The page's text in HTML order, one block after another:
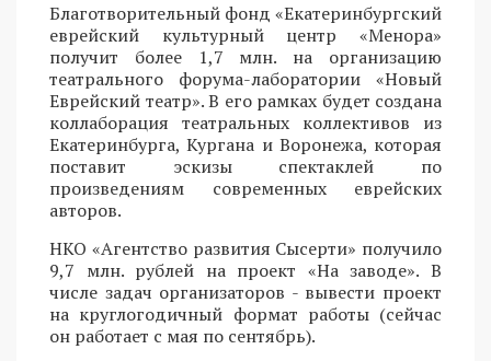
Благотворительный фонд «Екатеринбургский
еврейский культурный центр «Менора»
получит более 1,7 млн. на организацию
театрального форума-лаборатории «Новый
Еврейский театр». В его рамках будет создана
коллаборация театральных коллективов из
Екатеринбурга, Кургана и Воронежа, которая
поставит эскизы спектаклей по
произведениям современных еврейских
авторов.
НКО «Агентство развития Сысерти» получило
9,7 млн. рублей на проект «На заводе». В
числе задач организаторов - вывести проект
на круглогодичный формат работы (сейчас
он работает с мая по сентябрь).